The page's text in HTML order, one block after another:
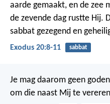
aarde gemaakt, en de zee
de zevende dag rustte Hij.
sabbat gezegend en
Exodus 20:8-11 sabbat
Je mag daarom geen
om die naast Mij te